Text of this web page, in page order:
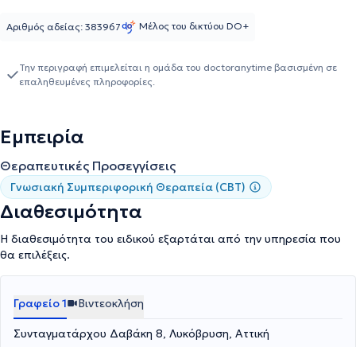
Αριθμός αδείας: 383967 Μέλος του δικτύου DO+
Την περιγραφή επιμελείται η ομάδα του doctoranytime βασισμένη σε
επαληθευμένες πληροφορίες.
Εμπειρία
Θεραπευτικές Προσεγγίσεις
Γνωσιακή Συμπεριφορική Θεραπεία (CBT)
Διαθεσιμότητα
Η διαθεσιμότητα του ειδικού εξαρτάται από την υπηρεσία που
θα επιλέξεις.
Γραφείο 1 Βιντεοκλήση
Συνταγματάρχου Δαβάκη 8, Λυκόβρυση, Αττική